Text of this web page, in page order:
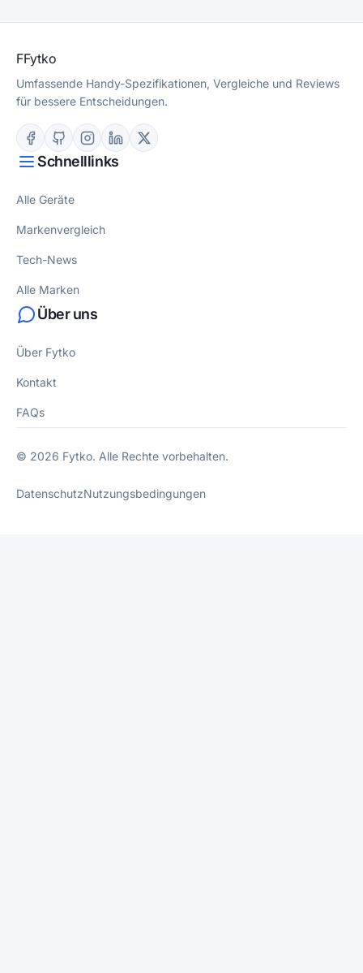
FFytko
Umfassende Handy-Spezifikationen, Vergleiche und Reviews
für bessere Entscheidungen.
Schnelllinks
Alle Geräte
Markenvergleich
Tech-News
Alle Marken
Über uns
Über Fytko
Kontakt
FAQs
© 2026 Fytko. Alle Rechte vorbehalten.
DatenschutzNutzungsbedingungen